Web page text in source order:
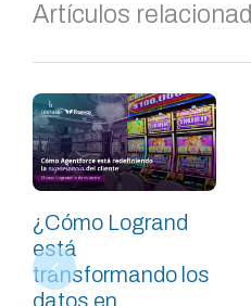
Artículos
¿Cómo Logrand
está
transformando los
datos en